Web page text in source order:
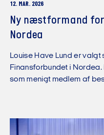
12. MAR. 2026
Ny næstformand
Nordea
Louise Have Lund er
Finansforbundet i
som menigt medlem af